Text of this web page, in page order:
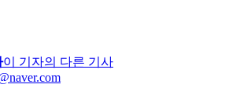
이 기자의 다른 기사